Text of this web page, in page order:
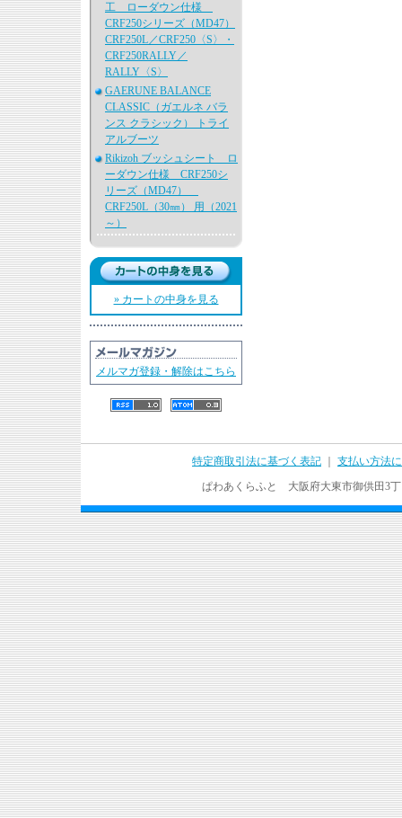
工 ローダウン仕様
CRF250シリーズ（MD47）
CRF250L／CRF250〈S〉・
CRF250RALLY／
RALLY〈S〉
GAERUNE BALANCE
CLASSIC（ガエルネ バラ
ンス クラシック） トライ
アルブーツ
Rikizoh ブッシュシート ロ
ーダウン仕様 CRF250シ
リーズ（MD47）
CRF250L（30㎜） 用（2021
～）
» カートの中身を見る
メルマガ登録・解除はこちら
特定商取引法に基づく表記
支払い方法
ぱわあくらふと 大阪府大東市御供田3